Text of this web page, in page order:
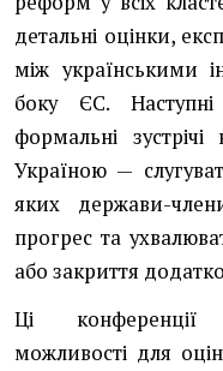
детальні оцінки,
між українськими
боку ЄС.
формальні
Україною —
яких держави-
прогрес та
або закриття
Ці конференції
можливості для